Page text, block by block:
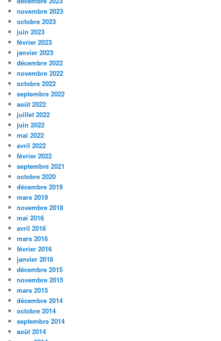
novembre 2023
octobre 2023
juin 2023
février 2023
janvier 2023
décembre 2022
novembre 2022
octobre 2022
septembre 2022
août 2022
juillet 2022
juin 2022
mai 2022
avril 2022
février 2022
septembre 2021
octobre 2020
décembre 2019
mars 2019
novembre 2018
mai 2016
avril 2016
mars 2016
février 2016
janvier 2016
décembre 2015
novembre 2015
mars 2015
décembre 2014
octobre 2014
septembre 2014
août 2014